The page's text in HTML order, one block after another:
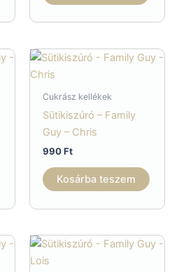
Cukrász kellékek
Sütikiszúró – Family
Guy – Chris
990Ft
Kosárba teszem